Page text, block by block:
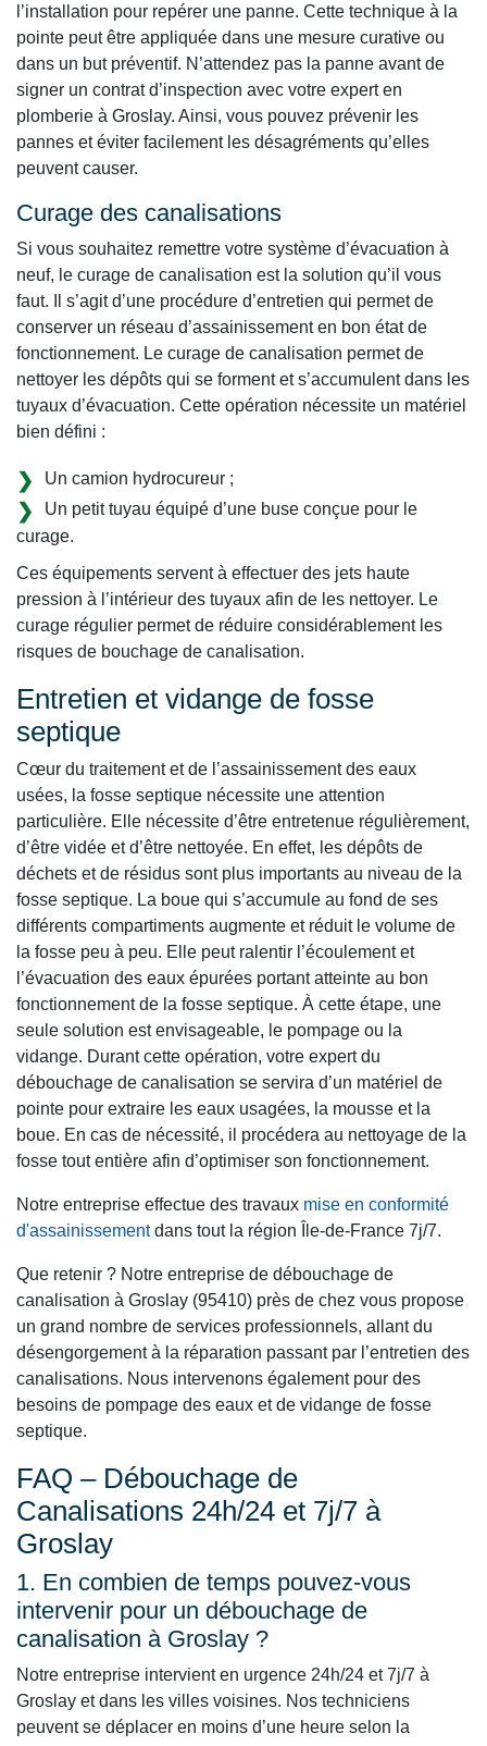
l’installation pour repérer une panne. Cette technique à la
pointe peut être appliquée dans une mesure curative ou
dans un but préventif. N’attendez pas la panne avant de
signer un contrat d’inspection avec votre expert en
plomberie à Groslay. Ainsi, vous pouvez prévenir les
pannes et éviter facilement les désagréments qu’elles
peuvent causer.
Curage des canalisations
Si vous souhaitez remettre votre système d’évacuation à
neuf, le curage de canalisation est la solution qu’il vous
faut. Il s’agit d’une procédure d’entretien qui permet de
conserver un réseau d’assainissement en bon état de
fonctionnement. Le curage de canalisation permet de
nettoyer les dépôts qui se forment et s’accumulent dans les
tuyaux d’évacuation. Cette opération nécessite un matériel
bien défini :
Un camion hydrocureur ;
Un petit tuyau équipé d’une buse conçue pour le
curage.
Ces équipements servent à effectuer des jets haute
pression à l’intérieur des tuyaux afin de les nettoyer. Le
curage régulier permet de réduire considérablement les
risques de bouchage de canalisation.
Entretien et vidange de fosse
septique
Cœur du traitement et de l’assainissement des eaux
usées, la fosse septique nécessite une attention
particulière. Elle nécessite d’être entretenue régulièrement,
d’être vidée et d’être nettoyée. En effet, les dépôts de
déchets et de résidus sont plus importants au niveau de la
fosse septique. La boue qui s’accumule au fond de ses
différents compartiments augmente et réduit le volume de
la fosse peu à peu. Elle peut ralentir l’écoulement et
l’évacuation des eaux épurées portant atteinte au bon
fonctionnement de la fosse septique. À cette étape, une
seule solution est envisageable, le pompage ou la
vidange. Durant cette opération, votre expert du
débouchage de canalisation se servira d’un matériel de
pointe pour extraire les eaux usagées, la mousse et la
boue. En cas de nécessité, il procédera au nettoyage de la
fosse tout entière afin d’optimiser son fonctionnement.
Notre entreprise effectue des travaux mise en conformité
d'assainissementdans tout la région Île-de-France 7j/7.
Que retenir ? Notre entreprise de débouchage de
canalisation à Groslay (95410) près de chez vous propose
un grand nombre de services professionnels, allant du
désengorgement à la réparation passant par l’entretien des
canalisations. Nous intervenons également pour des
besoins de pompage des eaux et de vidange de fosse
septique.
FAQ – Débouchage de
Canalisations 24h/24 et 7j/7 à
Groslay
1. En combien de temps pouvez-vous
intervenir pour un débouchage de
canalisation à Groslay ?
Notre entreprise intervient en urgence 24h/24 et 7j/7 à
Groslay et dans les villes voisines. Nos techniciens
peuvent se déplacer en moins d’une heure selon la